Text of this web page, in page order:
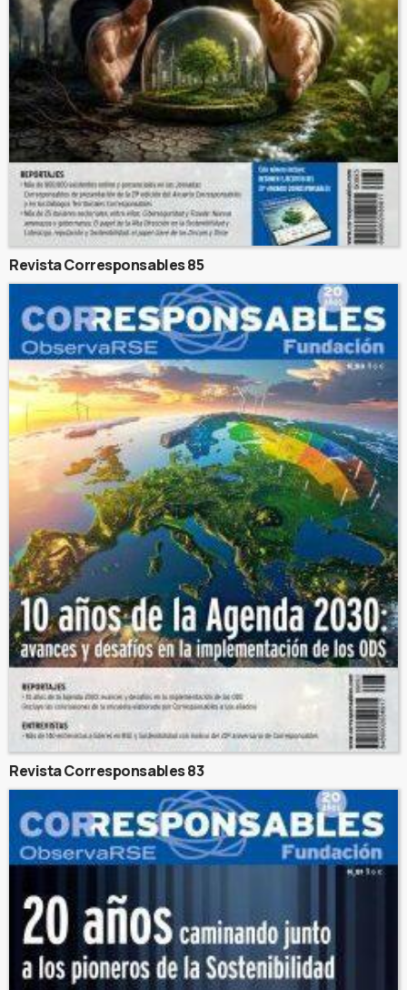
Revista Corresponsables 85
Revista Corresponsables 83